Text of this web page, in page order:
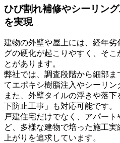
ひび割れ補修やシーリン
を実現
建物の外壁や屋上には、経年
グの硬化が起こりやすく、そこ
とがあります。
弊社では、調査段階から細部
てエポキシ樹脂注入やシーリン
また、外壁タイルの浮きや落
下防止工事」も対応可能です。
戸建住宅だけでなく、アパー
ど、多様な建物で培った施工
上がりを追求しています。